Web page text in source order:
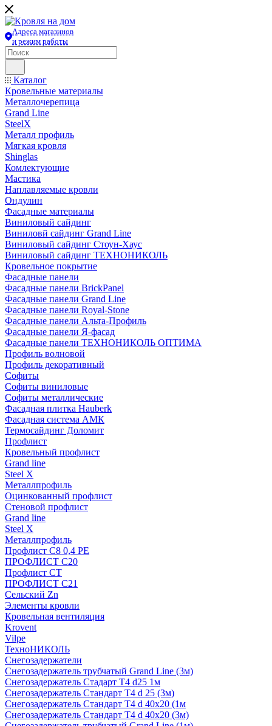
Адреса магазинов
и режим работы
Каталог
Кровельные материалы
Металлочерепица
Grand Line
SteelX
Металл профиль
Мягкая кровля
Shinglas
Комлектующие
Мастика
Наплавляемые кровли
Ондулин
Фасадные материалы
Виниловый сайдинг
Виниловй сайдинг Grand Line
Виниловый сайдинг Стоун-Хаус
Виниловый сайдинг ТЕХНОНИКОЛЬ
Кровельное покрытие
Фасадные панели
Фасадные панели BrickPanel
Фасадные панели Grand Line
Фасадные панели Royal-Stone
Фасадные панели Альта-Профиль
Фасадные панели Я-фасад
Фасадные панели ТЕХНОНИКОЛЬ ОПТИМА
Профиль волновой
Профиль декоративный
Софиты
Софиты виниловые
Софиты металлические
Фасадная плитка Hauberk
Фасадная система АМК
Термосайдинг Доломит
Профлист
Кровельный профлист
Grand line
Steel X
Металлпрофиль
Оцинкованный профлист
Стеновой профлист
Grand line
Steel X
Металлпрофиль
Профлист С8 0,4 РЕ
ПРОФЛИСТ С20
Профлист СТ
ПРОФЛИСТ С21
Сельский Zn
Элементы кровли
Кровельная вентиляция
Krovent
Vilpe
ТехноНИКОЛЬ
Снегозадержатели
Снегозадержатель трубчатый Grand Line (3м)
Снегозадержатель Стадарт Т4 d25 1м
Снегозадержатель Стандарт Т4 d 25 (3м)
Снегозадержатель Стандарт Т4 d 40х20 (1м
Снегозадержатель Стандарт Т4 d 40х20 (3м)